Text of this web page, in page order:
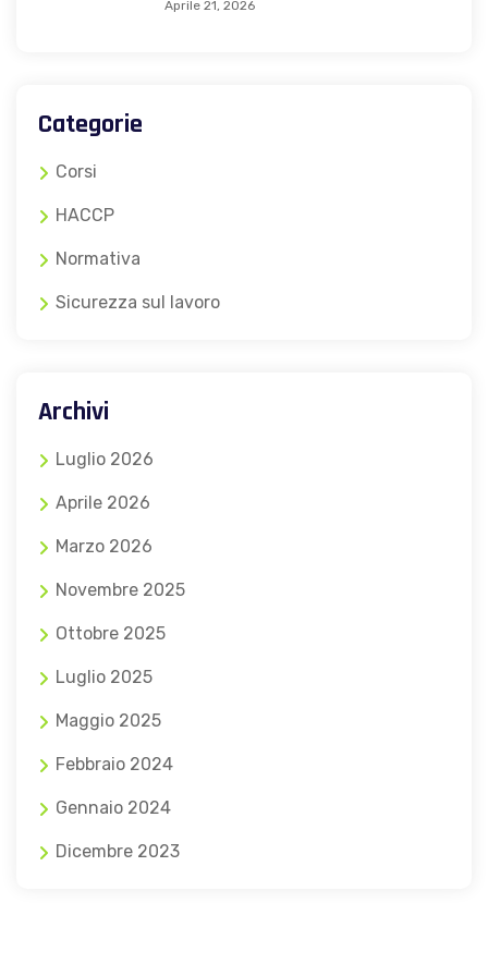
Aprile 21, 2026
Categorie
Corsi
HACCP
Normativa
Sicurezza sul lavoro
Archivi
Luglio 2026
Aprile 2026
Marzo 2026
Novembre 2025
Ottobre 2025
Luglio 2025
Maggio 2025
Febbraio 2024
Gennaio 2024
Dicembre 2023